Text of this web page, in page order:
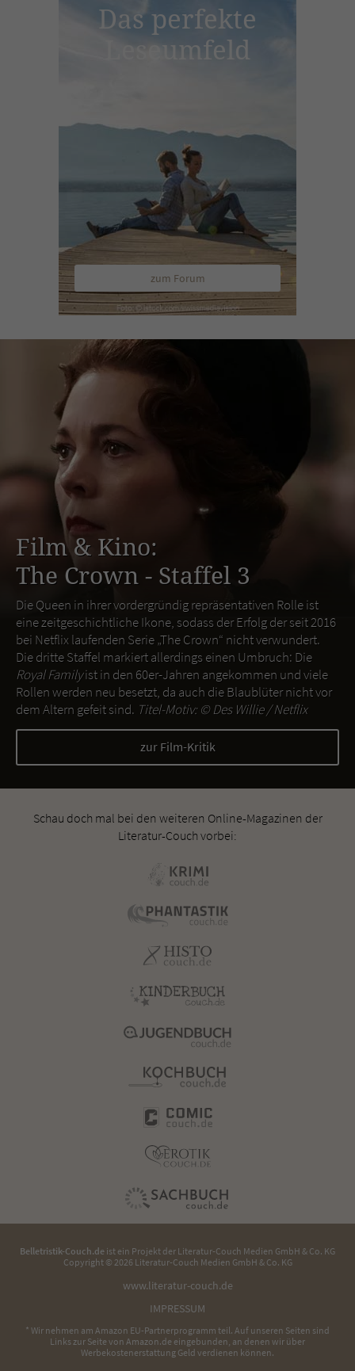
Das perfekte
Leseumfeld
zum Forum
Film & Kino:
The Crown - Staffel 3
Die Queen in ihrer vordergründig repräsentativen Rolle ist
eine zeitgeschichtliche Ikone, sodass der Erfolg der seit 2016
bei Netflix laufenden Serie „The Crown“ nicht verwundert.
Die dritte Staffel markiert allerdings einen Umbruch: Die
Royal Familyist in den 60er-Jahren angekommen und viele
Rollen werden neu besetzt, da auch die Blaublüter nicht vor
dem Altern gefeit sind. Titel-Motiv: ©Des Willie / Netflix
zur Film-Kritik
Schau doch mal bei den weiteren Online-Magazinen der
Literatur-Couch vorbei:
Belletristik-Couch.de ist ein Projekt der Literatur-Couch Medien GmbH & Co. KG
Copyright © 2026 Literatur-Couch Medien GmbH & Co. KG
www.literatur-couch.de
IMPRESSUM
* Wir nehmen am Amazon EU-Partnerprogramm teil. Auf unseren Seiten sind
Links zur Seite von Amazon.de eingebunden, an denen wir über
Werbekostenerstattung Geld verdienen können.